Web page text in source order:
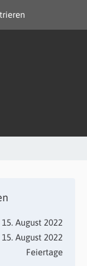
August 2022
August 2022
Feiertage